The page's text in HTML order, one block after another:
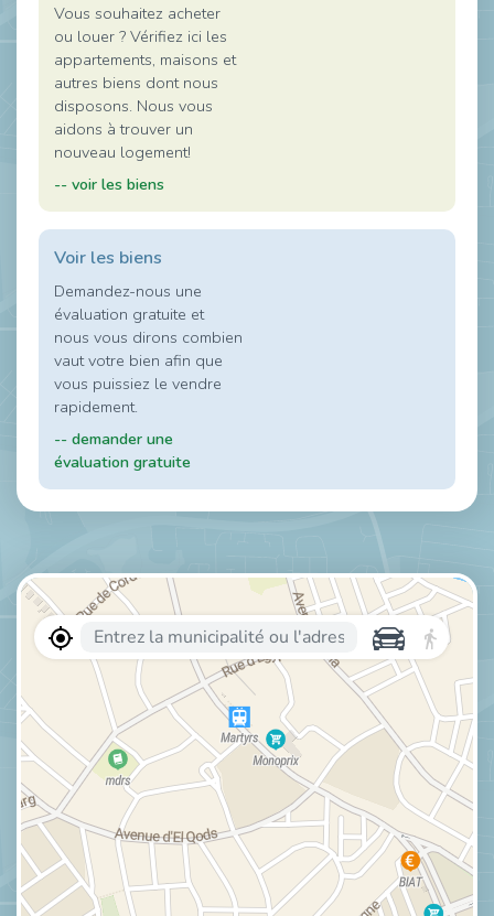
Vous souhaitez acheter
ou louer ? Vérifiez ici les
appartements, maisons et
autres biens dont nous
disposons. Nous vous
aidons à trouver un
nouveau logement!
-- voir les biens
Voir les biens
Demandez-nous une
évaluation gratuite et
nous vous dirons combien
vaut votre bien afin que
vous puissiez le vendre
rapidement.
-- demander une
évaluation gratuite